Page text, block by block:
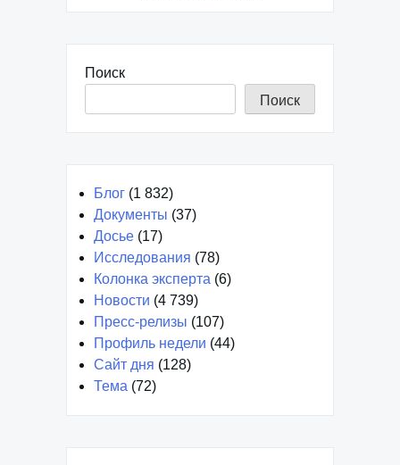
Поиск
Поиск
Блог (1 832)
Документы (37)
Досье (17)
Исследования (78)
Колонка эксперта (6)
Новости (4 739)
Пресс-релизы (107)
Профиль недели (44)
Сайт дня (128)
Тема (72)